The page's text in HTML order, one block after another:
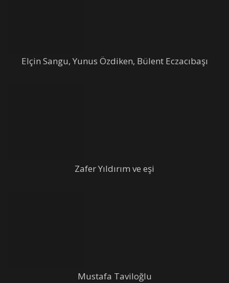
Elçin Sangu, Yunus Özdiken, Bülent Eczacıbaşı
Zafer Yıldırım ve eşi
Mustafa Taviloğlu